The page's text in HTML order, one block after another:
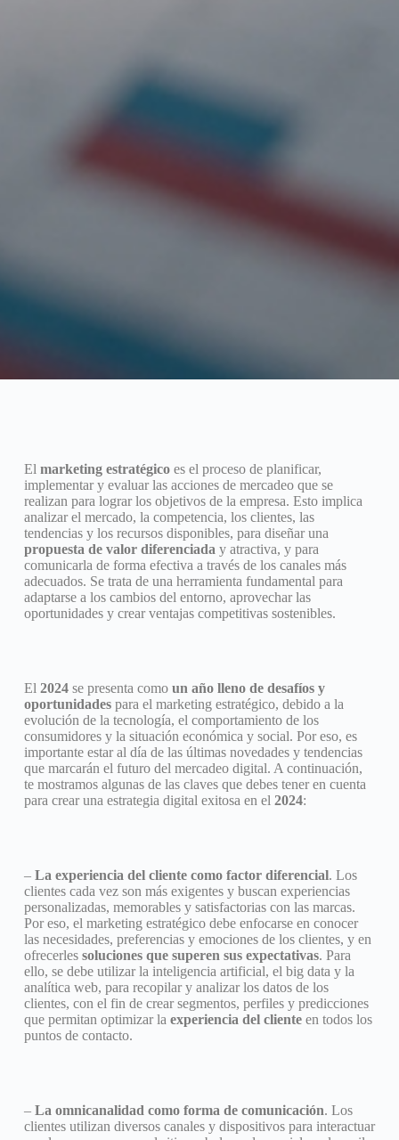
El marketing estratégicoes el proceso de planificar,
implementar y evaluar las acciones de mercadeo que se
realizan para lograr los objetivos de la empresa. Esto implica
analizar el mercado, la competencia, los clientes, las
tendencias y los recursos disponibles, para diseñar una
propuesta de valor diferenciada y atractiva, y para
comunicarla de forma efectiva a través de los canales más
adecuados. Se trata de una herramienta fundamental para
adaptarse a los cambios del entorno, aprovechar las
oportunidades y crear ventajas competitivas sostenibles.
El 2024 se presenta como un año lleno de desafíos y
oportunidadespara el marketing estratégico, debido a la
evolución de la tecnología, el comportamiento de los
consumidores y la situación económica y social. Por eso, es
importante estar al día de las últimas novedades y tendencias
que marcarán el futuro del mercadeo digital. A continuación,
te mostramos algunas de las claves que debes tener en cuenta
para crear una estrategia digital exitosa en el 2024:
– La experiencia del cliente como factor diferencial. Los
clientes cada vez son más exigentes y buscan experiencias
personalizadas, memorables y satisfactorias con las marcas.
Por eso, el marketing estratégico debe enfocarse en conocer
las necesidades, preferencias y emociones de los clientes, y en
ofrecerles soluciones que superen sus expectativas. Para
ello, se debe utilizar la inteligencia artificial, el big data y la
analítica web, para recopilar y analizar los datos de los
clientes, con el fin de crear segmentos, perfiles y predicciones
que permitan optimizar la experiencia del clienteen todos los
puntos de contacto.
– La omnicanalidad como forma de comunicación. Los
clientes utilizan diversos canales y dispositivos para interactuar